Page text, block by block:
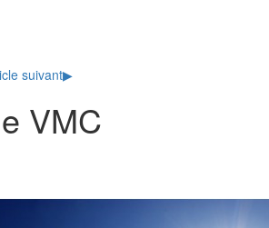
suivant▶
VMC